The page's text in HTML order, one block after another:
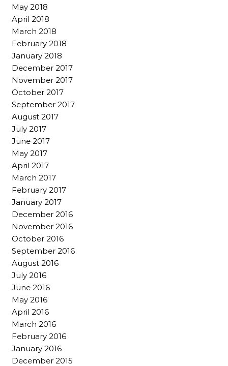
May 2018
April 2018
March 2018
February 2018
January 2018
December 2017
November 2017
October 2017
September 2017
August 2017
July 2017
June 2017
May 2017
April 2017
March 2017
February 2017
January 2017
December 2016
November 2016
October 2016
September 2016
August 2016
July 2016
June 2016
May 2016
April 2016
March 2016
February 2016
January 2016
December 2015